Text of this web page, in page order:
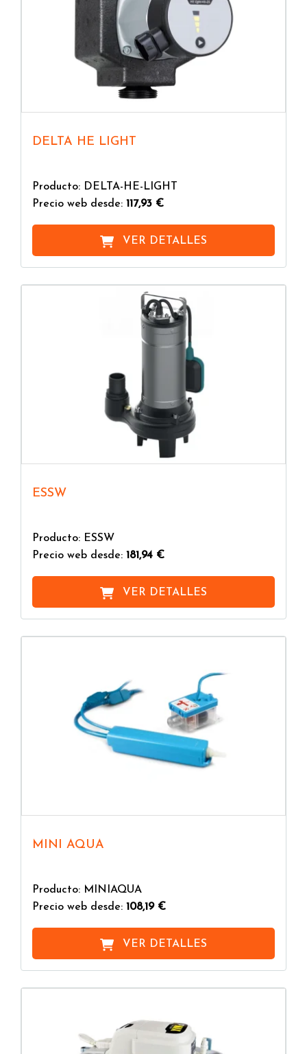
DELTA HE LIGHT
Producto: DELTA-HE-LIGHT
Precio web desde: 117,93 €
VER DETALLES
ESSW
Producto: ESSW
Precio web desde: 181,94 €
VER DETALLES
MINI AQUA
Producto: MINIAQUA
Precio web desde: 108,19 €
VER DETALLES